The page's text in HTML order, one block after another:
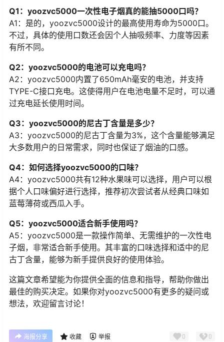
Q1：yoozvc5000一次性电子烟真的能抽5000口吗？
A1：是的，yoozvc5000设计的最高使用寿命为5000口。
不过，具体的使用口数还会因个人抽吸频率、力度等因素
有所不同。
Q2：yoozvc5000的电池可以充电吗？
A2：yoozvc5000内置了650mAh毫安的电池，并支持
TYPE-C接口充电。这使得用户在电池电量不足时，可以通
过充电延长使用时间。
Q3：yoozvc5000的尼古丁含量是多少？
A3：yoozvc5000的尼古丁含量为3%，这个含量能够满足
大多数用户的日常需求，同时也保证了烟油的口感。
Q4：如何选择yoozvc5000的口味？
A4：yoozvc5000共有12种水果味可以选择，用户可以根
据个人口味偏好进行选择，推荐初次尝试者从经典口味如
蓝莓薄荷或西瓜入手。
Q5：yoozvc5000适合新手使用吗？
A5：yoozvc5000是一款操作简单、无需维护的一次性电
子烟，非常适合新手使用。其丰富的口味选择和适中的尼
古丁含量，能够为新手提供良好的使用体验。
这篇文章希望能为你提供全面的信息和指导，帮助你做出
最佳的购买决定。如果你对yoozvc5000有更多的疑问或
想法，欢迎留言讨论！
海报分享 收藏 举报 0 0